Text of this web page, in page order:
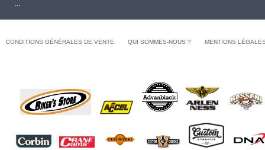
CONDITIONS GÉNÉRALES DE VENTE QUI SOMMES-NOUS ? MENTIONS